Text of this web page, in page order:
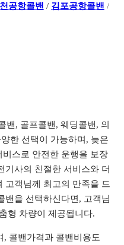
공항콜밴 / 김포공항콜밴 /
밴, 골프콜밴, 웨딩콜밴, 의
한 선택이 가능하며, 늦은
스로 안전한 운행을 보장
기사의 친절한 서비스와 더
고객님께 최고의 만족을 드
밴을 선택하신다면, 고객님
형 차량이 제공됩니다.
, 콜밴가격과 콜밴비용도